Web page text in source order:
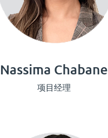
Nassima Chabane
项目经理